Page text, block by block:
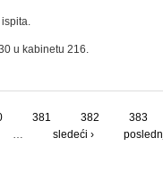
u kabinetu 216.
381 382 383
… sledeći ›